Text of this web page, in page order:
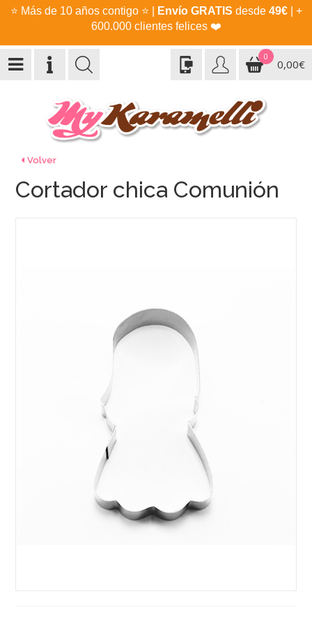
⭐ Más de 10 años contigo ⭐ Envío GRATIS desde 49€| +
600.000 clientes felices ❤️
0
0,00€
Volver
Cortador chica Comunión